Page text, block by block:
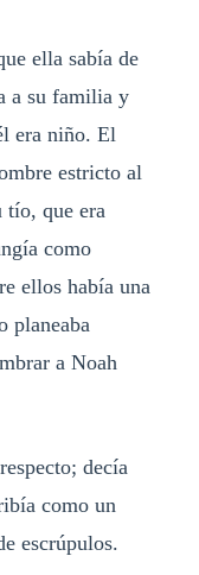
ella sabía de
a su familia y
era niño. El
estricto al
tío, que era
como
ellos había una
planeaba
a Noah
decía
como un
escrúpulos.